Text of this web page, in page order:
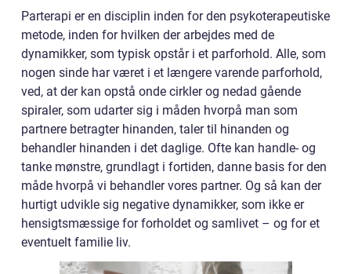
Parterapi er en disciplin inden for den psykoterapeutiske
metode, inden for hvilken der arbejdes med de
dynamikker, som typisk opstår i et parforhold. Alle, som
nogen sinde har været i et længere varende parforhold,
ved, at der kan opstå onde cirkler og nedad gående
spiraler, som udarter sig i måden hvorpå man som
partnere betragter hinanden, taler til hinanden og
behandler hinanden i det daglige. Ofte kan handle- og
tanke mønstre, grundlagt i fortiden, danne basis for den
måde hvorpå vi behandler vores partner. Og så kan der
hurtigt udvikle sig negative dynamikker, som ikke er
hensigtsmæssige for forholdet og samlivet – og for et
eventuelt familie liv.